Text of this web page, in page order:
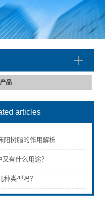
品
articles
阳树脂的作用解析
有什么用途？
类型吗？